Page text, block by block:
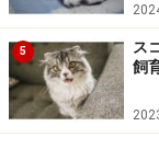
肥満の一番の原
ことや運動不足
りやすい体質だ
原因があります
5
ス
飼